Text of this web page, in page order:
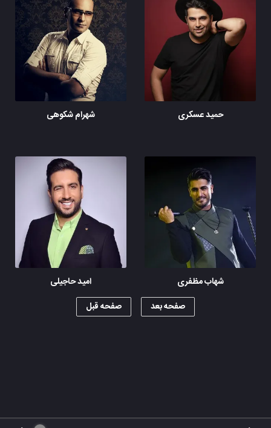
حمید عسکری شهرام شکوهی
شهاب مظفری
امید حاجیلی
صفحه بعد
صفحه قبل